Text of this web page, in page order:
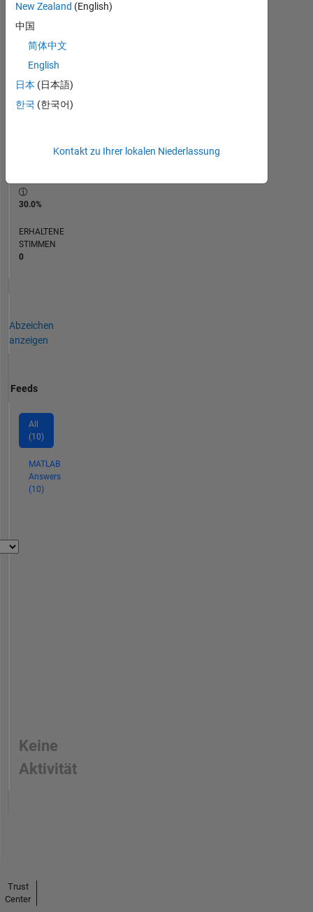
227.517
of
302.023
REPUTATION
BEITRÄGE
Antworten
30.0%
ERHALTENE
STIMMEN
0
Abzeichen
anzeigen
Feeds
All
(10)
MATLAB
Answers
(10)
Keine
Aktivität
New Zealand (English)
中国
简体中文
English
日本 (日本語)
한국 (한국어)
Kontakt zu Ihrer lokalen Niederlassung
Trust
Center